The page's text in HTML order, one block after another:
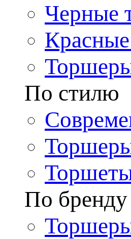
Черные
По стилю
По бренду